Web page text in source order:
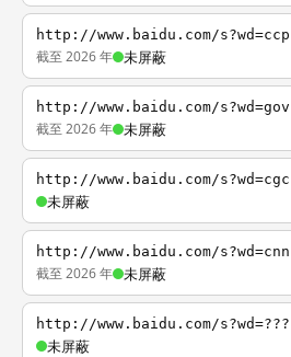
http://www.baidu.com/s?wd=ccp
截至 2026 年 未屏蔽
http://www.baidu.com/s?wd=gov
截至 2026 年 未屏蔽
http://www.baidu.com/s?wd=cgc
未屏蔽
http://www.baidu.com/s?wd=cnn
截至 2026 年 未屏蔽
http://www.baidu.com/s?wd=???
未屏蔽